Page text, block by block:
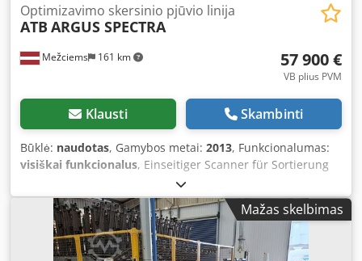
Mežciems 161 km
Optimizavimo skersinio pjūvio linija
ATB ARGUS SPECTRA
57 900 €
VB plius PVM
Klausti Skambinti
Būklė: naudotas, Gamybos metai: 2013, Funkcionalumas:
visiškai funkcionalus, Einseitiger Scanner für Sortierung
oder Optimierung: Breite: 30–200 mm Höhe: 13–50 mm
Länge: 2–6 m Dsdpev Tlgdofx Aiiokr Erkennung möglich
für: Äste, Holzstruktur, Risse, Endrisse, Farbabweichungen
etc. Scan-Geschwindigkeit: bis zu 200 m/min Verschiedene
Profiltypen scannbar
Mažas skelbimas